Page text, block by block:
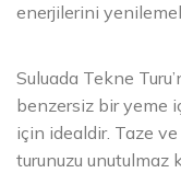
enerjilerini
Suluada Tekne
benzersiz bir yeme
için idealdir. Taze
turunuzu unutulmaz